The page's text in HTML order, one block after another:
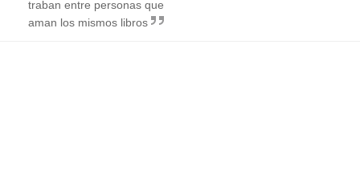
traban entre personas que
aman los mismos libros